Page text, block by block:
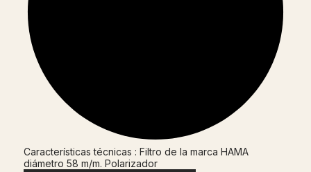
Características técnicas : Filtro de la marca HAMA
diámetro 58 m/m. Polarizador